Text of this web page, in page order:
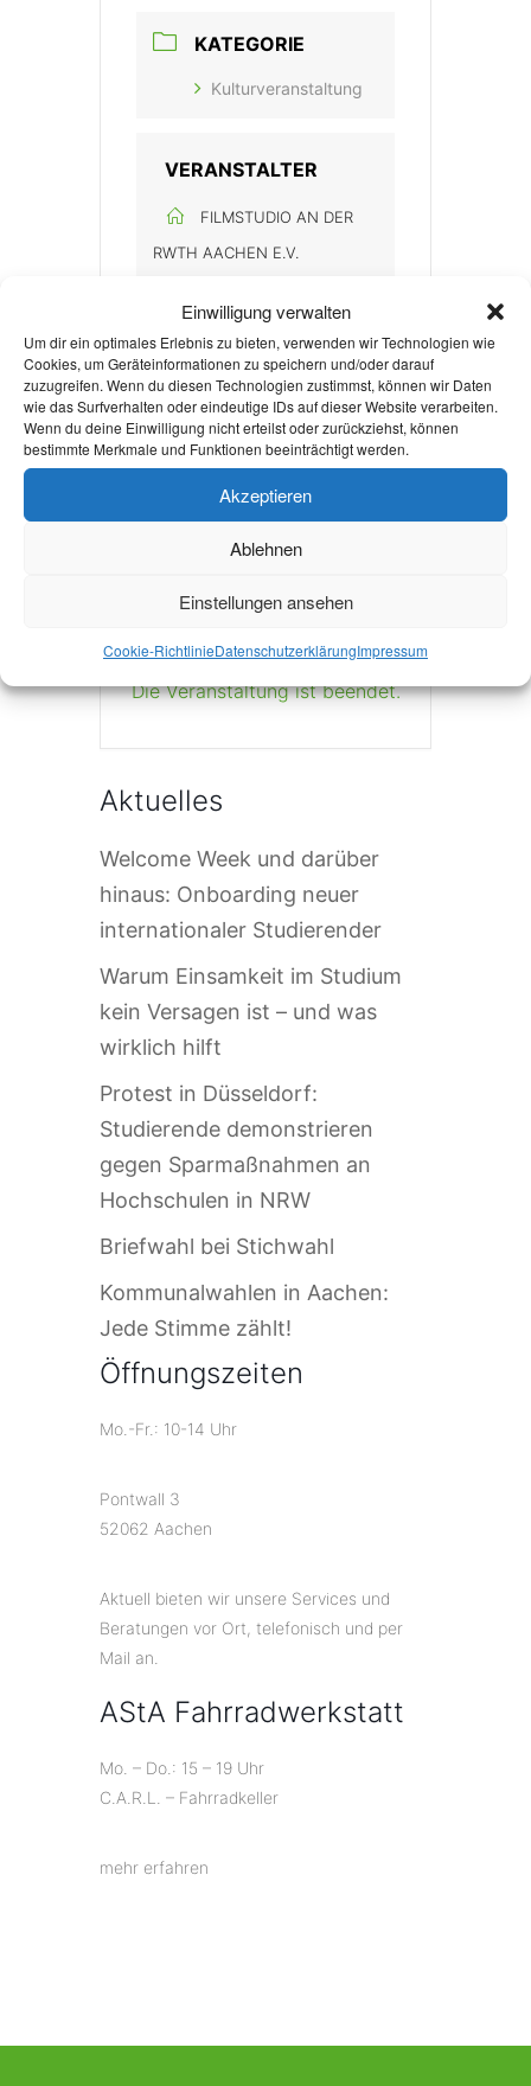
Einwilligung verwalten
Um dir ein optimales Erlebnis zu bieten, verwenden wir Technologien wie
Cookies, um Geräteinformationen zu speichern und/oder darauf
zuzugreifen. Wenn du diesen Technologien zustimmst, können wir Daten
wie das Surfverhalten oder eindeutige IDs auf dieser Website verarbeiten.
Wenn du deine Einwilligung nicht erteilst oder zurückziehst, können
bestimmte Merkmale und Funktionen beeinträchtigt werden.
Akzeptieren
Ablehnen
Einstellungen ansehen
Cookie-RichtlinieDatenschutzerklärungImpressum
KATEGORIE
Kulturveranstaltung
VERANSTALTER
FILMSTUDIO AN DER
RWTH AACHEN E.V.
+ Zu Google Kalender hinzufügen
+ iCal / Outlook export
Die Veranstaltung ist beendet.
Aktuelles
Welcome Week und darüber
hinaus: Onboarding neuer
internationaler Studierender
Warum Einsamkeit im Studium
kein Versagen ist – und was
wirklich hilft
Protest in Düsseldorf:
Studierende demonstrieren
gegen Sparmaßnahmen an
Hochschulen in NRW
Briefwahl bei Stichwahl
Kommunalwahlen in Aachen:
Jede Stimme zählt!
Öffnungszeiten
Mo.-Fr.: 10-14 Uhr
Pontwall 3
52062 Aachen
Aktuell bieten wir unsere Services und
Beratungen vor Ort, telefonisch und per
Mail an.
AStA Fahrradwerkstatt
Mo. – Do.: 15 – 19 Uhr
C.A.R.L. – Fahrradkeller
mehr erfahren